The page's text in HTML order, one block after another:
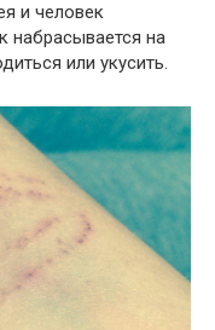
и человек
набрасывается на
или укусить.